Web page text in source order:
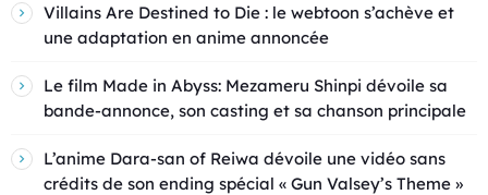
Villains Are Destined to Die : le webtoon s’achève et
une adaptation en anime annoncée
Le film Made in Abyss: Mezameru Shinpi dévoile sa
bande-annonce, son casting et sa chanson principale
L’anime Dara-san of Reiwa dévoile une vidéo sans
crédits de son ending spécial « Gun Valsey’s Theme »